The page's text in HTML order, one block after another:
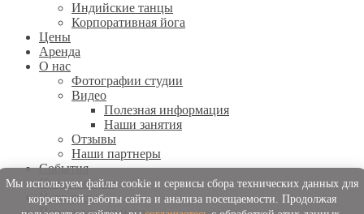
Индийские танцы
Корпоративная йога
Цены
Аренда
О нас
Фотографии студии
Видео
Полезная информация
Наши занятия
Отзывы
Наши партнеры
События
Начинающим
Йога-туры
Мы используем файлы cookie и сервисы сбора технических данных для
корректной работы сайта и анализа посещаемости. Продолжая